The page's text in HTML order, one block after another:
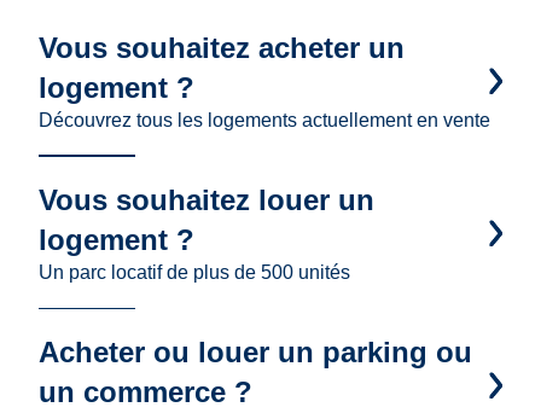
Vous souhaitez acheter un
logement ?
Découvrez tous les logements actuellement en vente
Vous souhaitez louer un
logement ?
Un parc locatif de plus de 500 unités
Acheter ou louer un parking ou
un commerce ?